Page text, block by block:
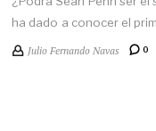
ha dado a conocer el
Julio Fernando Navas 0